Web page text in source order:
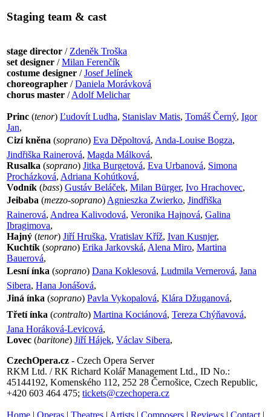
Staging team & cast
stage director / Zdeněk Troška
set designer /Milan Ferenčík
costume designer /Josef Jelínek
choreographer /Daniela Morávková
chorus master /Adolf Melichar
Princ (tenor) Ľudovít Ludha, Stanislav Matis, Tomáš Černý, Igor
Jan,
Cizí kněna (soprano) Eva Děpoltová, Anda-Louise Bogza,
Jindřiška Rainerová, Magda Málková,
Rusalka (soprano) Jitka Burgetová, Eva Urbanová, Simona
Procházková, Adriana Kohútková,
Vodník (bass) Gustáv Beláček, Milan Bürger, Ivo Hrachovec,
Jeibaba (mezzo-soprano) Agnieszka Zwierko, Jindřiška
Rainerová, Andrea Kalivodová, Veronika Hajnová, Galina
Ibragimova,
Hajný (tenor) Jiří Hruška, Vratislav Kříž, Ivan Kusnjer,
Kuchtík (soprano) Erika Jarkovská, Alena Miro, Martina
Bauerová,
Lesní ínka (soprano) Dana Koklesová, Ludmila Vernerová, Jana
Sibera, Hana Jonášová,
Jiná ínka (soprano) Pavla Vykopalová, Klára Džuganová,
Třetí ínka (contralto) Martina Kociánová, Tereza Chýňavová,
Jana Horáková-Levicová,
Lovec (baritone) Jiří Hájek, Václav Sibera,
CzechOpera.cz - Czech Opera Server
RKM Ltd. / RK Richard Kolář Management Ltd., ID No.:
45144192, Komenského 112, 252 28 Černošice, Czech Republic,
+420 603 464 475; tickets@czechopera.cz
Home | Operas | Theatres | Artists | Composers | Reviews | Contact |